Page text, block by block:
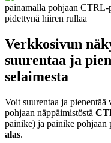
Verkkosivun
suurentaa ja
selaimesta
Voit suurentaa ja
pohjaan näppäimistöstä
painike) ja painike pohjaan
alas.